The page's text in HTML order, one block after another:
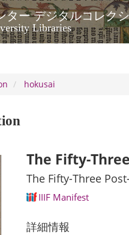
ター デジタルコレク
Libraries
hokusai
The Fifty-
The Fifty-Three
IIIF Manifest
詳細情報